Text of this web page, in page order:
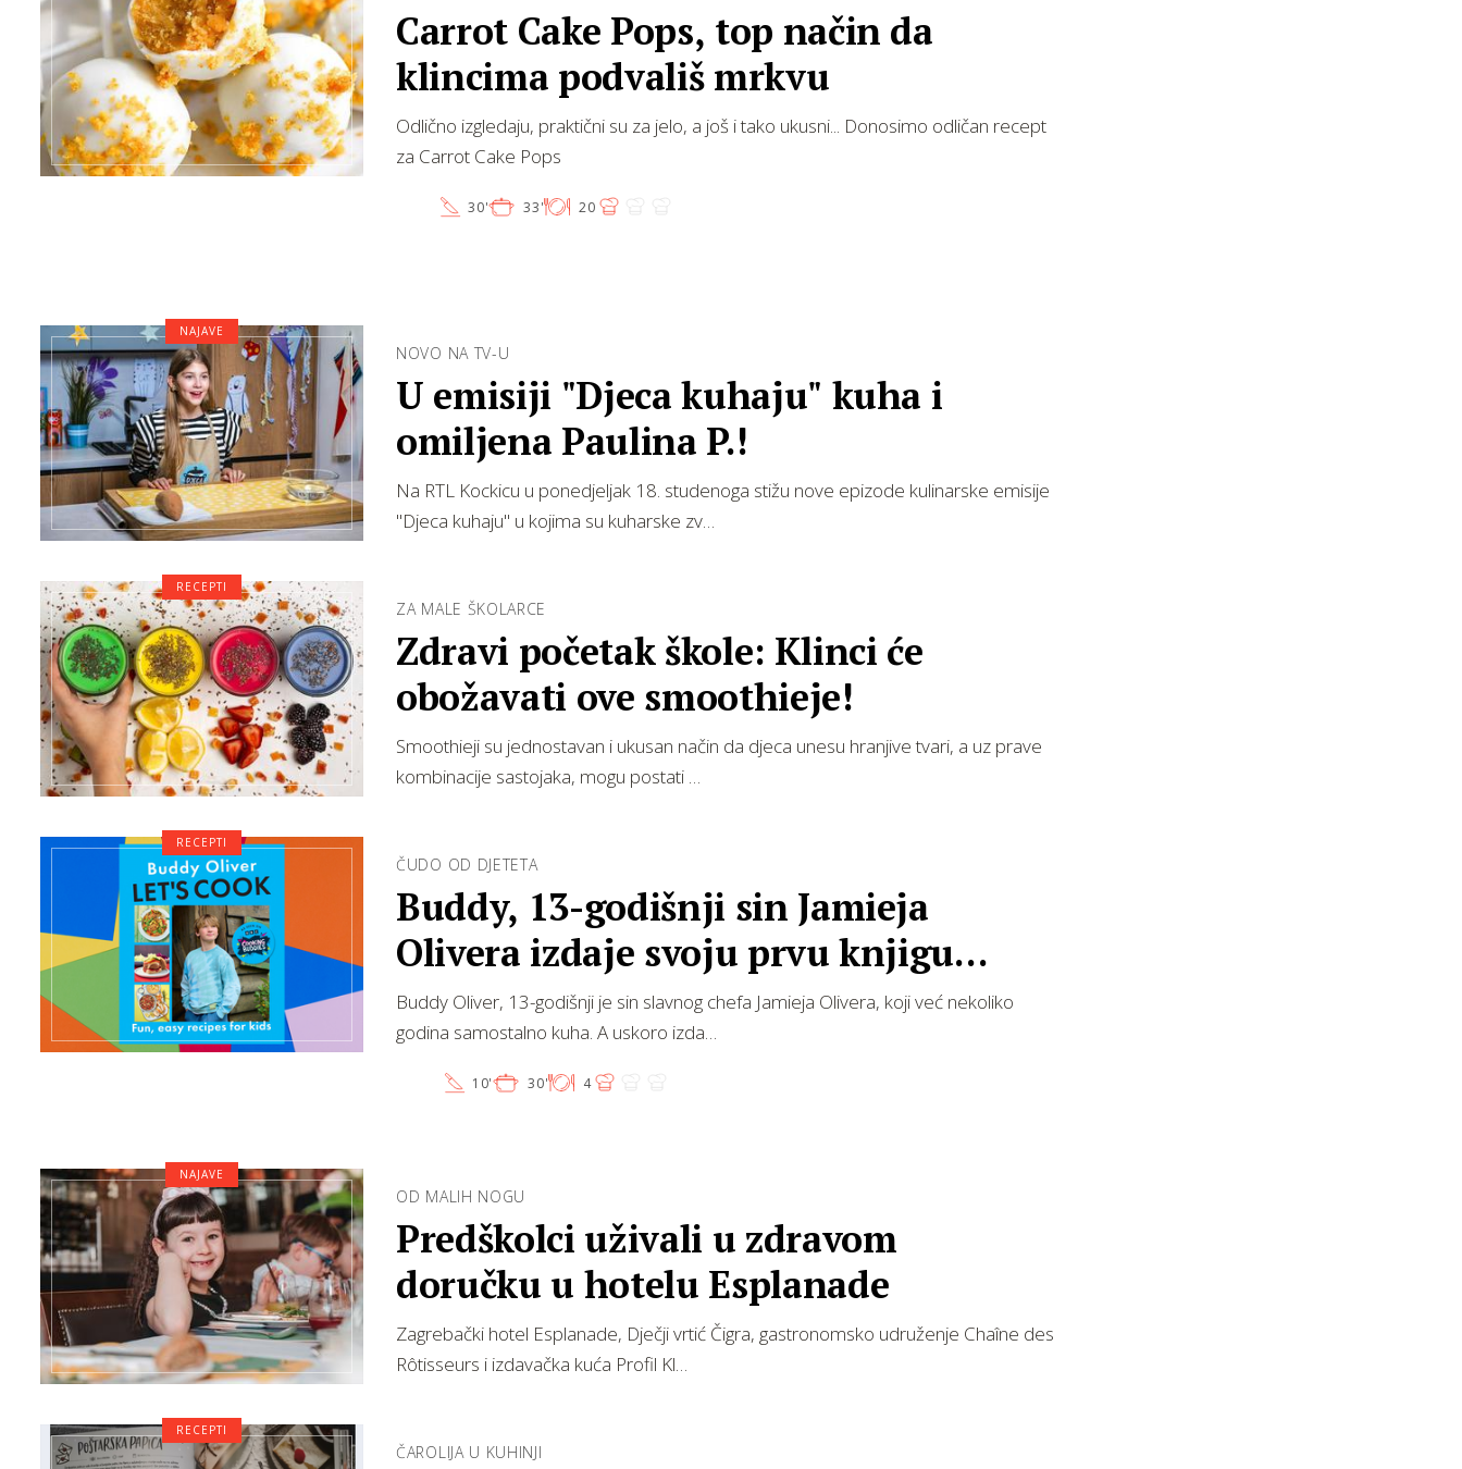
Carrot Cake Pops, top način da
klincima podvališ mrkvu
Odlično izgledaju, praktični su za jelo, a još i tako ukusni... Donosimo odličan recept
za Carrot Cake Pops
30' 33' 20
NOVO NA TV-U
U emisiji "Djeca kuhaju" kuha i
omiljena Paulina P.!
Na RTL Kockicu u ponedjeljak 18. studenoga stižu nove epizode kulinarske emisije
"Djeca kuhaju" u kojima su kuharske zv…
NAJAVE
ZA MALE ŠKOLARCE
Zdravi početak škole: Klinci će
obožavati ove smoothieje!
Smoothieji su jednostavan i ukusan način da djeca unesu hranjive tvari, a uz prave
kombinacije sastojaka, mogu postati …
RECEPTI
ČUDO OD DJETETA
Buddy, 13-godišnji sin Jamieja
Olivera izdaje svoju prvu knjigu
recepata!
Buddy Oliver, 13-godišnji je sin slavnog chefa Jamieja Olivera, koji već nekoliko
godina samostalno kuha. A uskoro izda…
10' 30' 4
RECEPTI
OD MALIH NOGU
Predškolci uživali u zdravom
doručku u hotelu Esplanade
Zagrebački hotel Esplanade, Dječji vrtić Čigra, gastronomsko udruženje Chaîne des
Rôtisseurs i izdavačka kuća Profil Kl…
NAJAVE
ČAROLIJA U KUHINJI
RECEPTI